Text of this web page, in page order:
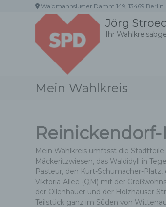
Waidmannsluster Damm 149, 13469 Berlin
Jörg
Ihr
Mein Wahlkreis
Mein Wahlkreis umfasst die
Mäckeritzwiesen, das Waldidyll in
Pasteur, den Kurt-Schumacher-
Viktoria-Allee (QM) mit der
der Ollenhauer und der Holzhauser
Teilstück ganz im Süden von